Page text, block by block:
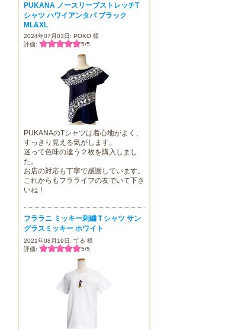
PUKANA ノースリーブストレッチT
シャツ ハワイアンタパ ブラック
ML&XL
2024年07月03日: POKO 様
評価:
5/5
PUKANAのTシャツは着心地がよく、
すっきり見える気がします。
迷って色味の違う２枚を購入しまし
た。
お店の対応も丁寧で感謝しています。
これからもフラライフの友でいて下さ
いね！
フララニ ミッキー刺繍Ｔシャツ サン
グラスミッキー ホワイト
2021年08月19日: てる 様
評価:
5/5